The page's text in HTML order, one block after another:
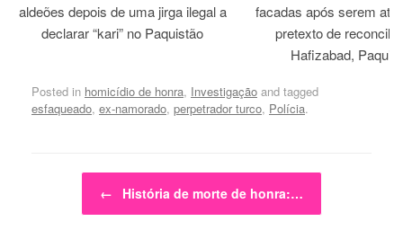
aldeões depois de uma jirga ilegal a
declarar “kari” no Paquistão
facadas após serem
pretexto de
Hafizabad,
Posted in homicídio de honra, Investigação and tagged
esfaqueado, ex-namorado, perpetrador turco, Polícia.
Post navigation
← História de morte de honra:…